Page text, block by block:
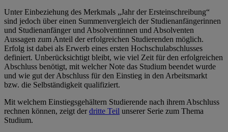
Unter Einbeziehung des Merkmals „Jahr der Ersteinschreibung“
sind jedoch über einen Summenvergleich der Studienanfängerinnen
und Studienanfänger und Absolventinnen und Absolventen
Aussagen zum Anteil der erfolgreichen Studierenden möglich.
Erfolg ist dabei als Erwerb eines ersten Hochschulabschlusses
definiert. Unberücksichtigt bleibt, wie viel Zeit für den erfolgreichen
Abschluss benötigt, mit welcher Note das Studium beendet wurde
und wie gut der Abschluss für den Einstieg in den Arbeitsmarkt
bzw. die Selbständigkeit qualifiziert.
Mit welchem Einstiegsgehältern Studierende nach ihrem Abschluss
rechnen können, zeigt derdritte Teil unserer Serie zum Thema
Studium.